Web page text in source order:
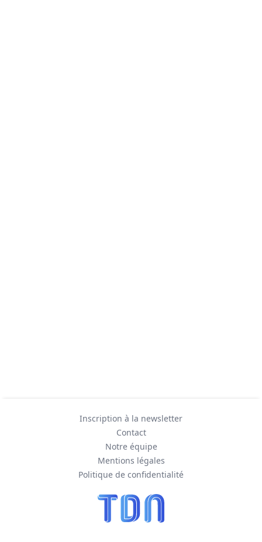
Inscription à la newsletter
Contact
Notre équipe
Mentions légales
Politique de confidentialité